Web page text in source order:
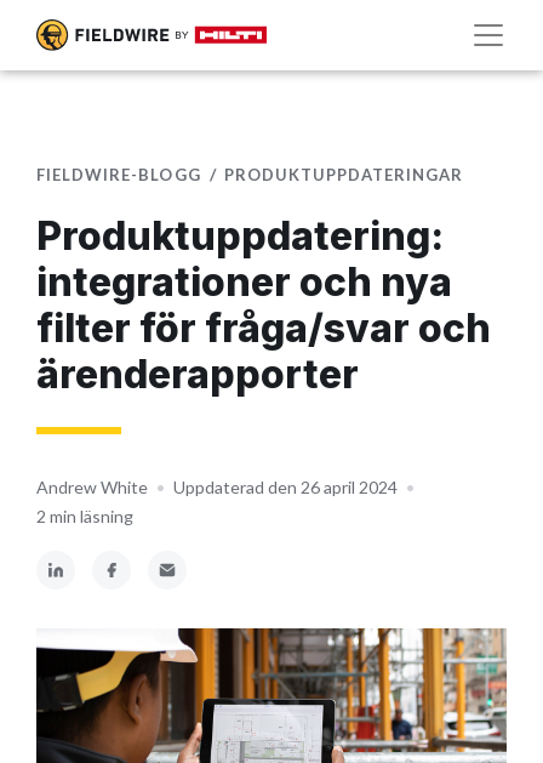
FIELDWIRE-BLOGG PRODUKTUPPDATERINGAR
Produktuppdatering:
integrationer och nya
filter för fråga/svar och
ärenderapporter
Andrew White • Uppdaterad den 26 april 2024 •
2 min läsning